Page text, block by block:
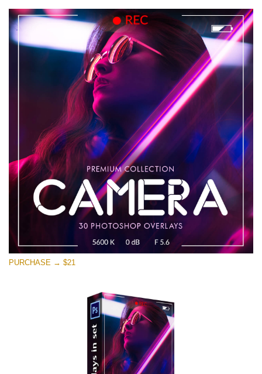
Bokeh Complete Collection (650 Overlays)
Large 6000*4000px
Entire Collection
(1783 Overlays)
Large 6000*4000px
Download Gratuito
PURCHASE → $21